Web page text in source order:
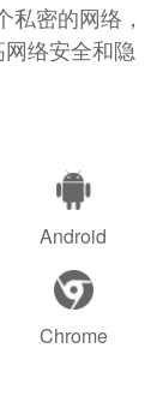
密的网络，
络安全和隐
Android
Chrome